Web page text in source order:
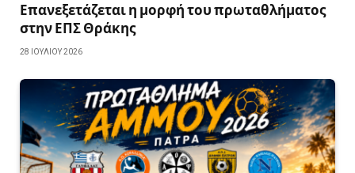
Επανεξετάζεται η μορφή του πρωταθλήματος
στην ΕΠΣ Θράκης
28 ΙΟΥΛΊΟΥ 2026